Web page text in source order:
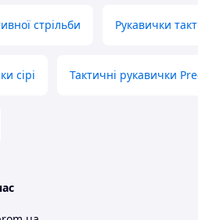
стрільби Рукавички
сірі Тактичні рукавички